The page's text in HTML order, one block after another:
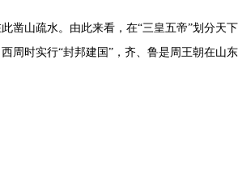
凿山疏水。由此来看，在“三皇五帝”划分天
周时实行“封邦建国”，齐、鲁是周王朝在山